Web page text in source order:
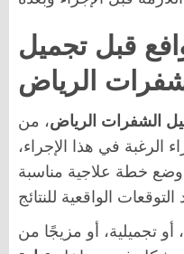
قبل تجميل
الرياض
الشفرات الرياض، من
الرغبة في هذا الإجراء،
وضع خطة علاجية مناسبة
أو تجميلية، أو مزيجًا من